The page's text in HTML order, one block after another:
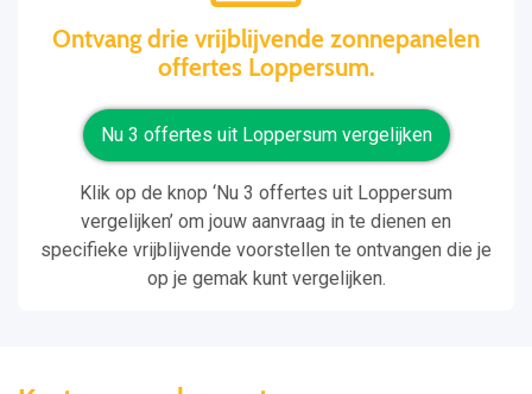
Ontvang drie vrijblijvende zonnepanelen
offertes Loppersum.
Nu 3 offertes uit Loppersum vergelijken
Klik op de knop ‘Nu 3 offertes uit Loppersum
vergelijken’ om jouw aanvraag in te dienen en
specifieke vrijblijvende voorstellen te ontvangen die je
op je gemak kunt vergelijken.